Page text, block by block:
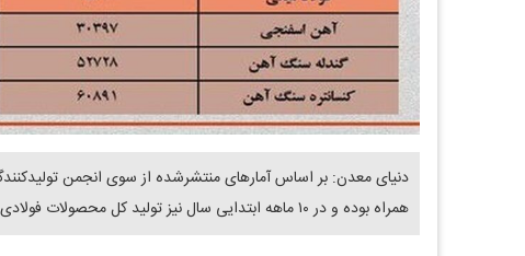
دنیای معدن: بر اساس آمارهای منتشرشده از سوی انجمن
همراه بوده و در ۱۰ ماهه ابتدایی سال نیز تولید کل محصولات فولادی با رشد ۲.۳ درصدی به بیش از ۱۸.۷ میلیون تن رسیده است.